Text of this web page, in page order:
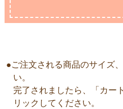
●ご注文される商品のサイズ
い。
完了されましたら、「カー
リックしてください。